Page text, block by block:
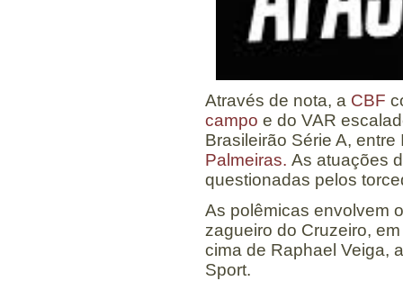
Através de nota, a CBF
campo e do VAR
Brasileirão Série A,
Palmeiras. As atuações
questionadas pelos
As polêmicas envolvem
zagueiro do Cruzeiro,
cima de Raphael Veiga,
Sport.